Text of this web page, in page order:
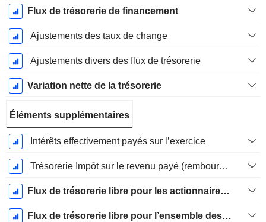
Flux de trésorerie de financement
Ajustements des taux de change
Ajustements divers des flux de trésorerie
Variation nette de la trésorerie
Éléments supplémentaires
Intérêts effectivement payés sur l’exercice
Trésorerie Impôt sur le revenu payé (remboursement)Impôt effectivement payé (remboursé) sur l’exercice
Flux de trésorerie libre pour les actionnaires FCFE
Flux de trésorerie libre pour l’ensemble des pourvoyeurs de fonds (créanciers et actionnaires) FCFF